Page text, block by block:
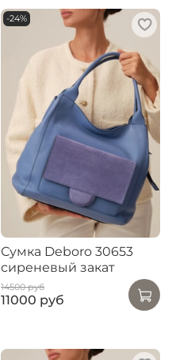
-24%
Сумка Deboro 30653
сиреневый закат
14500 руб
11000 руб